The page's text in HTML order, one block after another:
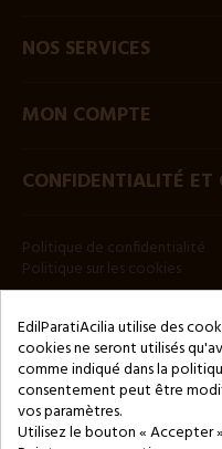
NOS SERVICES
MON COMPTE
CONFIDENTIALITÉ ET
EdilParatiAcilia utilise des
cookies ne seront utilisés
comme indiqué dans la
consentement peut être
vos paramètres.
Utilisez le bouton « Accepter